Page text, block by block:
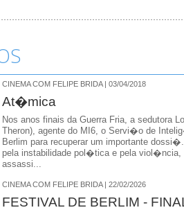
CINEMA COM FELIPE BRIDA | 03/04/2018
At�mica
Nos anos finais da Guerra Fria, a sedutora
Theron), agente do MI6, o Servi�o de
Berlim para recuperar um importante
pela instabilidade pol�tica e pela viol�ncia,
assassi...
CINEMA COM FELIPE BRIDA | 22/02/2026
FESTIVAL DE BERLIM -